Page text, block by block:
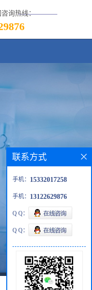
咨询热线：
联系方式
手机： 15332017258
手机： 13122629876
Q Q：
Q Q：